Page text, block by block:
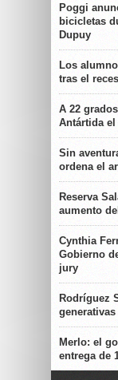
Poggi
bicicletas
Dupuy
Los
tras el
A 22
Antártida
Sin
ordena el
Reserva
aumento
Cynthia
Gobierno
jury
Rodríguez
Merlo: el
entrega de